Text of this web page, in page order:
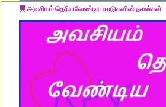
அவசியம் தெரிய வேண்டிய காடுகளின் நலன்கள்